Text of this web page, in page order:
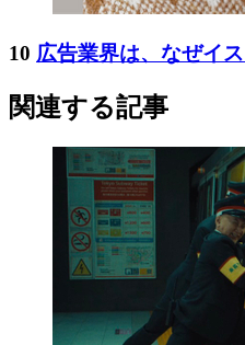
10 広告業界は、なぜイ
関連する記事